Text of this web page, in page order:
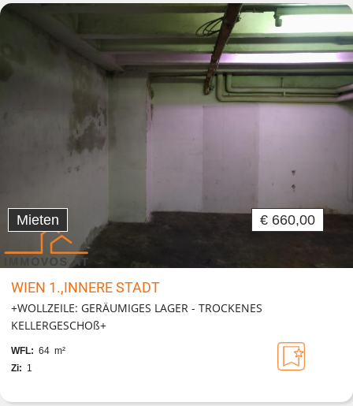
Mieten € 660,00
WIEN 1.,INNERE STADT
+WOLLZEILE: GERÄUMIGES LAGER - TROCKENES
KELLERGESCHOß+
WFL: 64 m²
Zi: 1